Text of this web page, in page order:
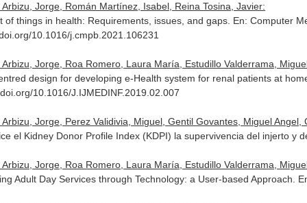
Arbizu, Jorge, Román Martínez, Isabel, Reina Tosina, Javier:
of things in health: Requirements, issues, and gaps. En: Computer
10.1016/j.cmpb.2021.106231
Arbizu, Jorge, Roa Romero, Laura María, Estudillo Valderrama,
design for developing e-Health system for renal patients at
10.1016/J.IJMEDINF.2019.02.007
Arbizu, Jorge, Perez Validivia, Miguel, Gentil Govantes, Miguel
el Kidney Donor Profile Index (KDPI) la supervivencia del injerto y
Arbizu, Jorge, Roa Romero, Laura María, Estudillo Valderrama,
Adult Day Services through Technology: a User-based Approach.